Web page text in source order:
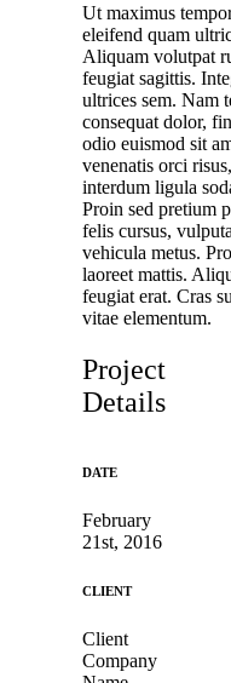
Ut maximus
eleifend quam
Aliquam volutpat
feugiat sagittis.
ultrices sem. Nam
consequat dolor,
odio euismod sit
venenatis orci
interdum ligula
Proin sed pretium
felis cursus,
vehicula metus.
laoreet mattis.
feugiat erat. Cras
vitae elementum.
Project
Details
DATE
February
21st, 2016
CLIENT
Client
Company